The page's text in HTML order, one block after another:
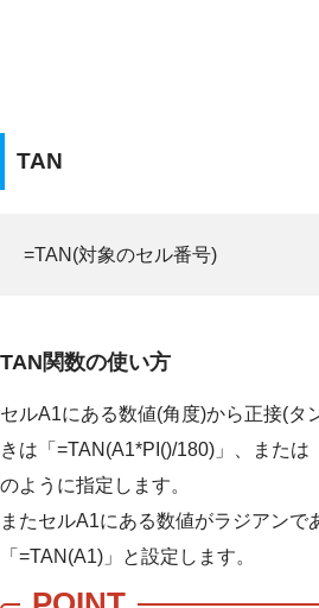
TAN
=TAN(対象のセル番号)
TAN関数の使い方
セルA1にある数値(角度)から正接(タ
きは「=TAN(A1*PI()/180)」、または
のように指定します。
またセルA1にある数値がラジアンで
「=TAN(A1)」と設定します。